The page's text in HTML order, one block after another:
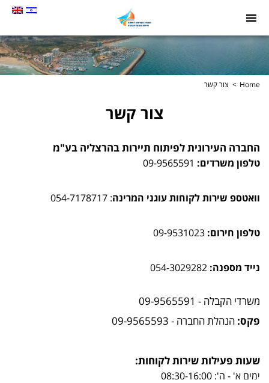
כקישור
לעמוד
הבית
Home צור קשר
צור קשר
החברה העירונית לפיתוח תיירות בהרצליה בע"מ
טלפון משרדים: 09-9565591
וואטספ שירות לקוחות עוגני המרינה: 054-7178717
טלפון חירום: 09-9531023
נייד מספנה: 054-3029282
משרדי הקבלה - 09-9565591
פקס: הנהלת החברה - 09-9565593
שעות פעילות שירות לקוחות:
ימים א' - ה': 08:30-16:00